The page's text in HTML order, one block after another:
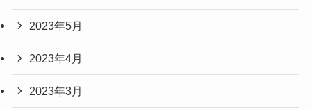
2023年5月
2023年4月
2023年3月